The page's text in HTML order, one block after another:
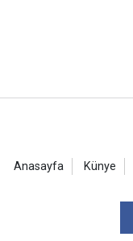
Anasayfa Künye